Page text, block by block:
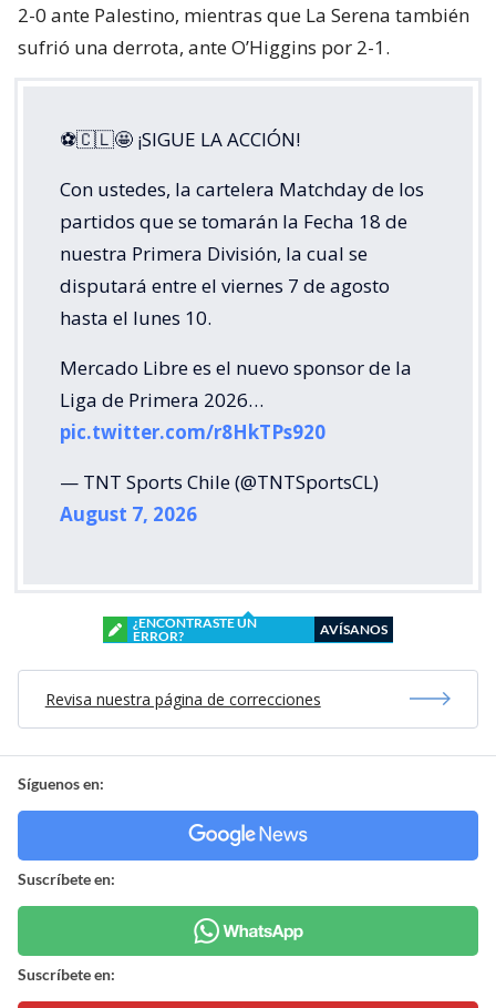
2-0 ante Palestino, mientras que La Serena también
sufrió una derrota, ante O’Higgins por 2-1.
⚽🇨🇱🤩 ¡SIGUE LA ACCIÓN!
Con ustedes, la cartelera Matchday de los
partidos que se tomarán la Fecha 18 de
nuestra Primera División, la cual se
disputará entre el viernes 7 de agosto
hasta el lunes 10.
Mercado Libre es el nuevo sponsor de la
Liga de Primera 2026…
pic.twitter.com/r8HkTPs920
— TNT Sports Chile (@TNTSportsCL)
August 7, 2026
¿ENCONTRASTE UN
ERROR?
AVÍSANOS
Revisa nuestra página de correcciones
Síguenos en:
Suscríbete en:
Suscríbete en: